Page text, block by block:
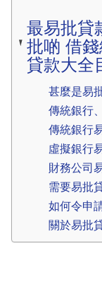
欄
訂
閱
專
區
最易批貸
批啲 借
貸款大全
甚麼是易
傳統銀行
傳統銀行
虛擬銀行
財務公司
需要易批
如何令申
關於易批